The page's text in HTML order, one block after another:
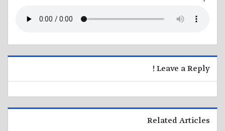
Leave a Reply !
Related Articles